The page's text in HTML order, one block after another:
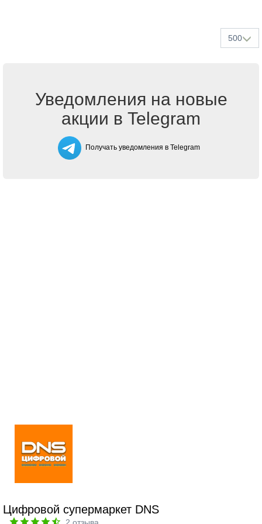
500
Уведомления на новые
акции в Telegram
Получать уведомления в Telegram
Цифровой супермаркет DNS